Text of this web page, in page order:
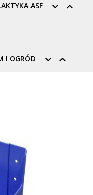
 
ASF
 
I OGRÓD